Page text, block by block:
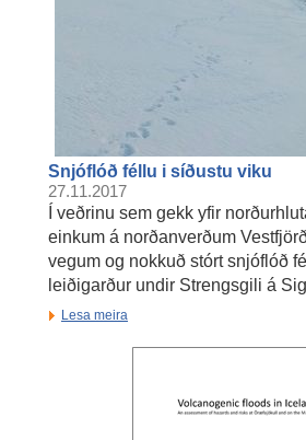
Snjóflóð féllu i síðustu viku
27.11.2017
Í veðrinu sem gekk yfir
einkum á norðanverðum
vegum og nokkuð stórt snjóflóð
leiðigarður undir Strengsgili á
Lesa meira